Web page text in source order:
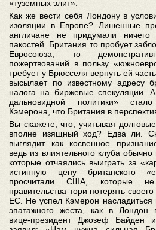
«туземных элит».
Как же вести себя Лондону в
изоляции в Европе? Лишенные
англичане не придумали
пакостей. Британия то пробует
Евросоюза, то
пожертвований в пользу
требует у Брюсселя вернуть ей
высылает по известному адресу
налога на биржевые спекуляции.
дальновидной политики»
Кэмерона, что Британия в
Вы скажете, что, учитывая
вполне изящный ход? Едва ли.
выглядит как косвенное
ведь из влиятельного клуба
которые отчаялись выиграть за
истинную цену британского
просчитали США, которые
правительства тори потерять
ЕС. Не успел Кэмерон
эпатажного жеста, как в Лондон
вице-президент Джозеф Байден